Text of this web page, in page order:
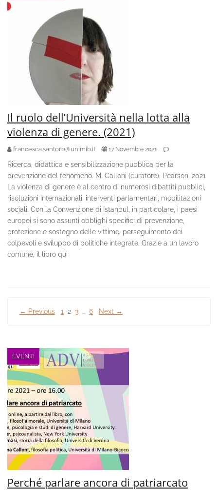
Il ruolo dell’Università nella lotta alla
violenza di genere. (2021)
francesca.santoro@unimib.it 17 Novembre 2021
Ricerca, didattica e sensibilizzazione pubblica per la
prevenzione del fenomeno. M. Calloni (curatore). Pearson, 2021
La violenza di genere è al centro di numerosi dibattiti pubblici,
risoluzioni internazionali, interventi parlamentari, mobilitazioni
sociali. Con la Convenzione di Istanbul, in particolare, i paesi
europei si sono assunti obblighi specifici di prevenzione,
protezione e sostegno delle vittime, perseguimento dei
colpevoli e sviluppo di politiche integrate. Grazie a un lavoro
comune, il libro qui
Paginazione
← Previous 1 2 3 … 6 Next →
EVENTI
Perché parlare ancora di patriarcato